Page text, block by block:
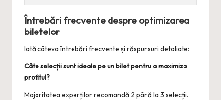
Întrebări frecvente despre optimizarea
biletelor
Iată câteva întrebări frecvente și răspunsuri detaliate:
Câte selecții sunt ideale pe un bilet pentru a maximiza
profitul?
Majoritatea experților recomandă 2 până la 3 selecții.